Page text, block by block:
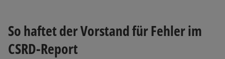
So haftet der Vorstand für Fehler im
CSRD-Report